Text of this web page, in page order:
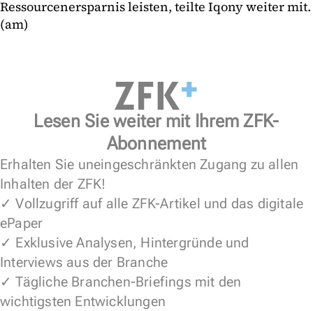
Ressourcenersparnis leisten, teilte Iqony weiter mit.
(am)
Lesen Sie weiter mit Ihrem ZFK-
Abonnement
Erhalten Sie uneingeschränkten Zugang zu allen
Inhalten der ZFK!
✓ Vollzugriff auf alle ZFK-Artikel und das digitale
ePaper
✓ Exklusive Analysen, Hintergründe und
Interviews aus der Branche
✓ Tägliche Branchen-Briefings mit den
wichtigsten Entwicklungen